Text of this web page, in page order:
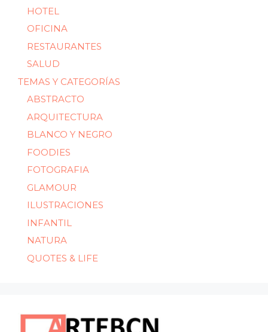
HOTEL
OFICINA
RESTAURANTES
SALUD
TEMAS Y CATEGORÍAS
ABSTRACTO
ARQUITECTURA
BLANCO Y NEGRO
FOODIES
FOTOGRAFIA
GLAMOUR
ILUSTRACIONES
INFANTIL
NATURA
QUOTES & LIFE